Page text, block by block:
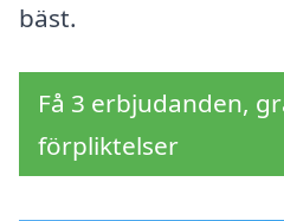
bäst.
Få 3 erbjudanden,
förpliktelser